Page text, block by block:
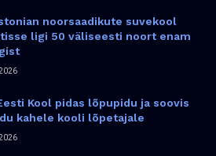
noorsaadikute suvekool
ligi 50 väliseesti noort enam
Kool pidas lõpupidu ja soovis
kahele kooli lõpetajale